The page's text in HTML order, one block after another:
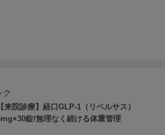
ク
【来院診療】経口GLP-1（リベルサス）
錠/無理なく続ける体重管理